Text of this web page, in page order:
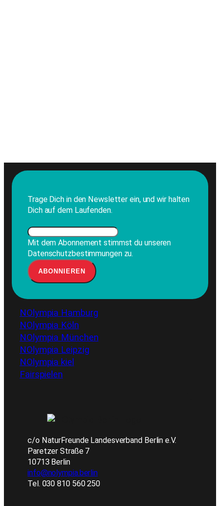
Trage Dich in den Newsletter ein, und wir halten
Dich auf dem Laufenden.
Mit dem Abonnement stimmst du unseren
Datenschutzbestimmungen zu.
NOlympia Hamburg
NOlympia Köln
NOlympia München
NOlympia Leipzig
NOlympia kiel
Fairspielen
c/o NaturFreunde Landesverband Berlin e.V.
Paretzer Straße 7
10713 Berlin
info@nolympia.berlin
Tel. 030 810 560 250